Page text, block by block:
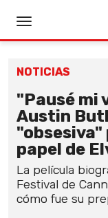
NOTICIAS
"Pausé mi
Austin
papel de
La película
Festival de
cómo fue su